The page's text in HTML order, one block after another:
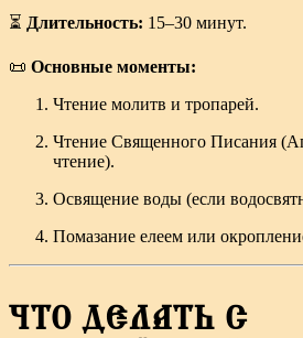
⏳ Длительность: 15–30 минут.
📜 Основные моменты:
Чтение молитв и тропарей.
Чтение Священного Писания
чтение).
Освящение воды (если
Помазание елеем или
ЧТО ДЕЛАТЬ С